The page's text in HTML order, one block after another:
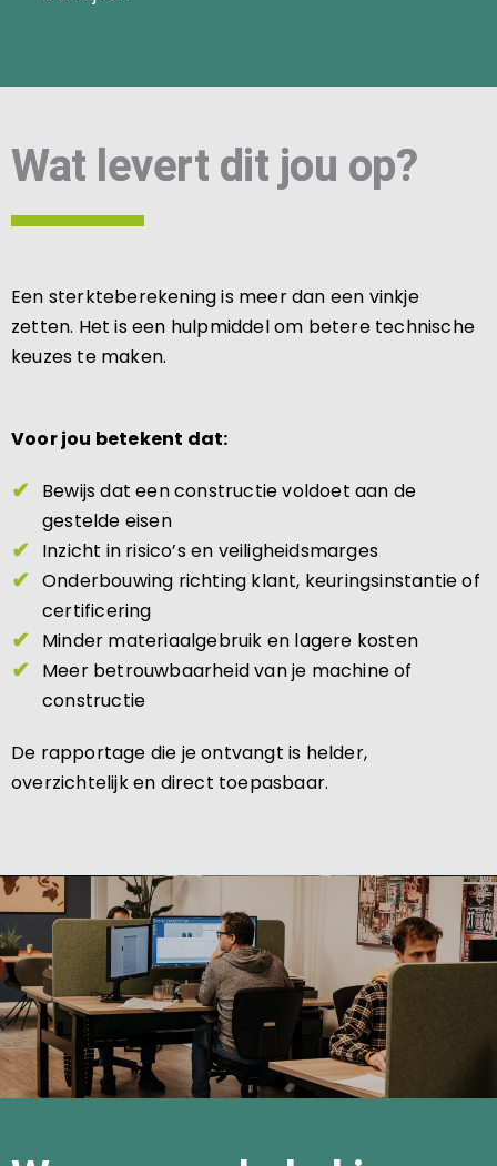
Wat levert dit jou op?
Een sterkteberekening is meer dan een vinkje
zetten. Het is een hulpmiddel om betere technische
keuzes te maken.
Voor jou betekent dat:
Bewijs dat een constructie voldoet aan de
gestelde eisen
Inzicht in risico’s en veiligheidsmarges
Onderbouwing richting klant, keuringsinstantie of
certificering
Minder materiaalgebruik en lagere kosten
Meer betrouwbaarheid van je machine of
constructie
De rapportage die je ontvangt is helder,
overzichtelijk en direct toepasbaar.